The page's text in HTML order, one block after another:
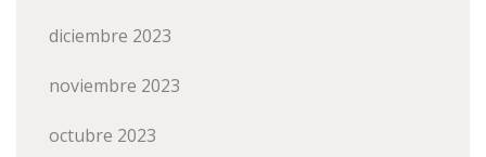
diciembre 2023
noviembre 2023
octubre 2023